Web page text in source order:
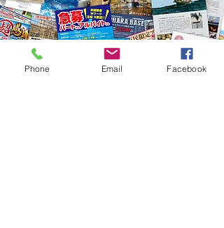
Phone Email Facebook